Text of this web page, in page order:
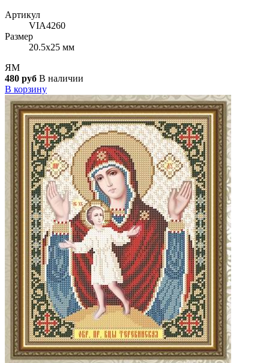
Артикул
VIA4260
Размер
20.5x25 мм
ЯМ
480 руб В наличии
В корзину